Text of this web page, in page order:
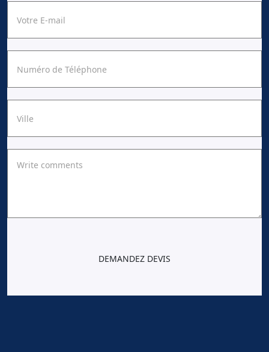
DEMANDEZ DEVIS